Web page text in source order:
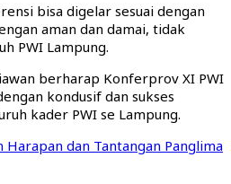
bisa digelar sesuai dengan
aman dan damai, tidak
PWI Lampung.
berharap Konferprov XI PWI
kondusif dan sukses
kader PWI se Lampung.
Harapan dan Tantangan Panglima